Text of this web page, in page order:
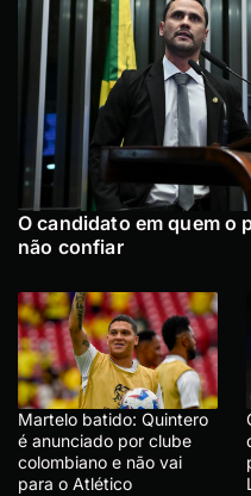
O candidato em quem o
não confiar
Martelo batido: Quintero
é anunciado por clube
colombiano e não vai
para o Atlético